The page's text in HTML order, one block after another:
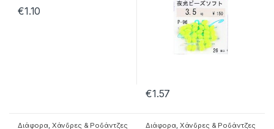
€1.10
€1.57
Διάφορα, Χάνδρες & Ροδάντζες Διάφορα, Χάνδρες & Ροδάντζες